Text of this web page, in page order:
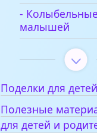
-
малышей
Поделки для детей
Полезные
для детей и